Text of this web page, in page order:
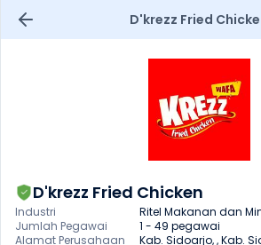
D'krezz Fried
D'krezz Fried Chicken
Industri
Ritel Makanan dan
Jumlah Pegawai
1 - 49 pegawai
Alamat Perusahaan
Kab. Sidoarjo, , Kab.